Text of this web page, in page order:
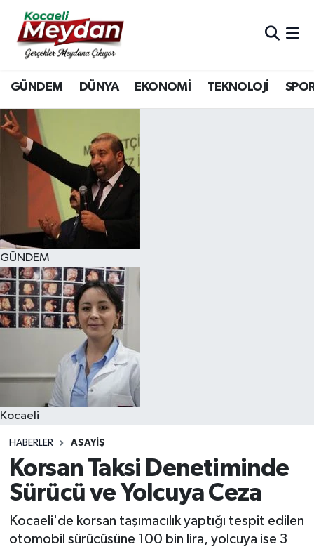
GÜNDEM DÜNYA EKONOMİ TEKNOLOJİ
GÜNDEM
Kocaeli
HABERLER ASAYIŞ
Korsan Taksi Denetiminde
Sürücü ve Yolcuya Ceza
Kocaeli'de korsan taşımacılık yaptığı tespit edilen
otomobil sürücüsüne 100 bin lira, yolcuya ise 3
Nöbetçi Eczaneler
Hava Durumu
Trafik Durumu
Süper Lig Puan Durumu ve Fikstür
Tüm Manşetler
Son Dakika Haberleri
Haber Arşivi